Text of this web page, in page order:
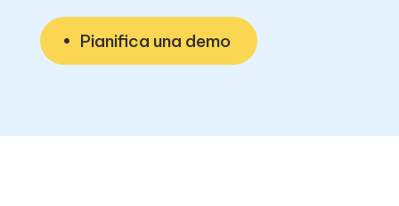
Pianifica una demo